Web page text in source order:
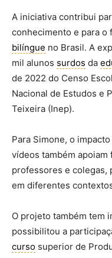
A iniciativa contribui
conhecimento e para o
bilíngue no Brasil. A
mil alunos surdos da
de 2022 do Censo
Nacional de Estudos e
Teixeira (Inep).
Para Simone, o
vídeos também
professores e colegas,
em diferentes
O projeto também tem
possibilitou a
curso superior de